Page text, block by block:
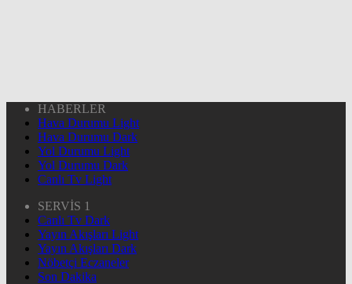
HABERLER
Hava Durumu Light
Hava Durumu Dark
Yol Durumu Light
Yol Durumu Dark
Canlı Tv Light
SERVİS 1
Canlı Tv Dark
Yayın Akışları Light
Yayın Akışları Dark
Nöbetçi Eczaneler
Son Dakika